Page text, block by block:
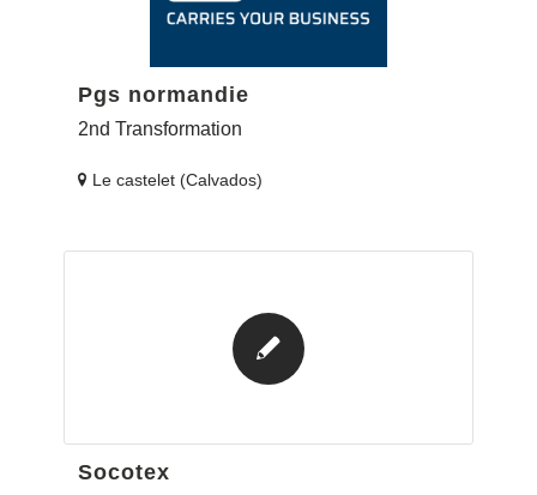
Pgs normandie
2nd Transformation
Le castelet (Calvados)
Socotex